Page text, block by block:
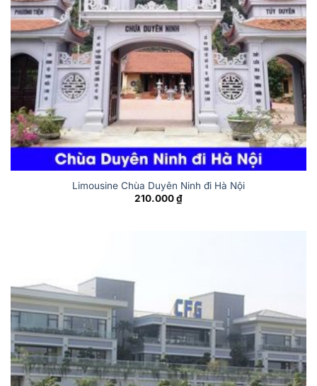
Limousine Chùa Duyên Ninh đi Hà Nội
210.000₫